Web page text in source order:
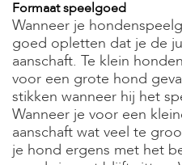
W
i
n
k
e
l
s
W
e
Formaat speelgoed
Wanneer je
goed opletten dat je de
aanschaft. Te klein
voor een grote hond
stikken wanneer hij het
Wanneer je voor een
aanschaft wat veel te
je hond ergens met het